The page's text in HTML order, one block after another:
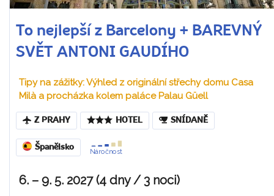
To nejlepší z Barcelony + BAREVNÝ
SVĚT ANTONI GAUDÍHO
Tipy na zážitky: Výhled z originální střechy domu Casa
Milà a procházka kolem paláce Palau Güell
Z PRAHY HOTEL SNÍDANĚ
Španělsko
Náročnost
6. – 9. 5. 2027 (4 dny / 3 noci)